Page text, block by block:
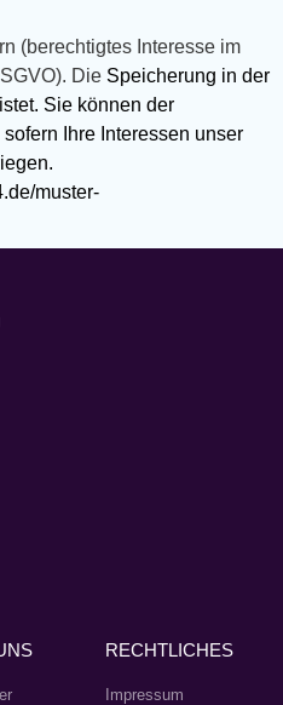
(berechtigtes Interesse im
Die Speicherung in der
Sie können der
Ihre Interessen unser
muster-
RECHTLICHES
Impressum